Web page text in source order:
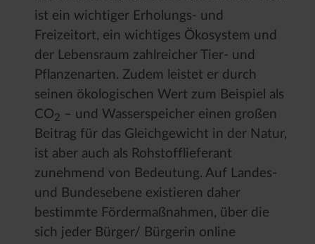
ist ein wichtiger Erholungs- und
Freizeitort, ein wichtiges Ökosystem und
der Lebensraum zahlreicher Tier- und
Pflanzenarten. Zudem leistet er durch
seinen ökologischen Wert zum Beispiel als
CO2 – und Wasserspeicher einen großen
Beitrag für das Gleichgewicht in der Natur,
ist aber auch als Rohstofflieferant
zunehmend von Bedeutung. Auf Landes-
und Bundesebene existieren daher
bestimmte Fördermaßnahmen, über die
sich jeder Bürger/ Bürgerin online